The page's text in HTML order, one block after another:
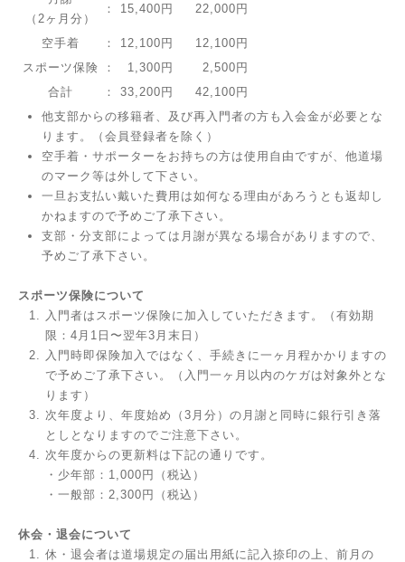
（2ヶ月分）
： 15,400円 22,000円
空手着 ： 12,100円
12,100円
スポーツ保険
： 1,300円
2,500円
合計
： 33,200円
42,100円
他支部からの移籍者、及び再入門者の方も入会金が必要とな
ります。（会員登録者を除く）
空手着・サポーターをお持ちの方は使用自由ですが、他道場
のマーク等は外して下さい。
一旦お支払い戴いた費用は如何なる理由があろうとも返却し
かねますので予めご了承下さい。
支部・分支部によっては月謝が異なる場合がありますので、
予めご了承下さい。
スポーツ保険について
入門者はスポーツ保険に加入していただきます。（有効期
限：4月1日〜翌年3月末日）
入門時即保険加入ではなく、手続きに一ヶ月程かかりますの
で予めご了承下さい。（入門一ヶ月以内のケガは対象外とな
ります）
次年度より、年度始め（3月分）の月謝と同時に銀行引き落
としとなりますのでご注意下さい。
次年度からの更新料は下記の通りです。
・少年部：1,000円（税込）
・一般部：2,300円（税込）
休会・退会について
休・退会者は道場規定の届出用紙に記入捺印の上、前月の